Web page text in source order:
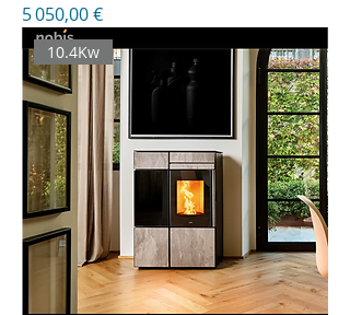
Prix
5 050,00 €
10.4Kw